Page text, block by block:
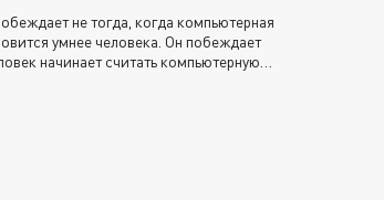
не тогда, когда компьютерная
умнее человека. Он побеждает
начинает считать компьютерную